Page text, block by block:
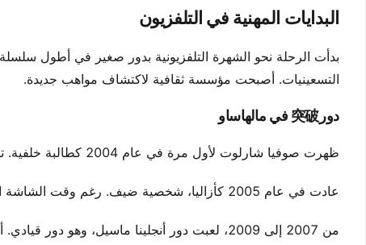
البدايات المهنية في التلفزيون
بدأت الرحلة نحو الشهرة التلفزيونية بدور صغير في أطول
التسعينيات. أصبحت مؤسسة ثقافية لاكتشاف مواهب جديدة.
دور突破 في مالهاساو
ظهرت صوفيا شارلوت لأول مرة في عام 2004 كطالبة خلفية. تطلب هذا الدور الصغير الصبر والمثابرة. كان مدخلها إلى التمثيل الاحترافي.
عادت في عام 2005 كأزاليا، شخصية ضيف. رغم وقت الشاشة المحدود، تركت انطباعًا قويًا. أظهر هذا قدرتها على جذب الانتباه بسرعة.